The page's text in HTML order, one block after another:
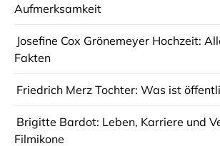
Aufmerksamkeit
Josefine Cox Grönemeyer Hochzeit:
Fakten
Friedrich Merz Tochter: Was ist
Brigitte Bardot: Leben, Karriere und
Filmikone